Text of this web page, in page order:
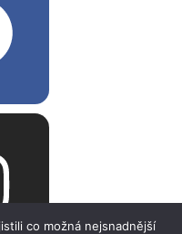
co možná nejsnadnější